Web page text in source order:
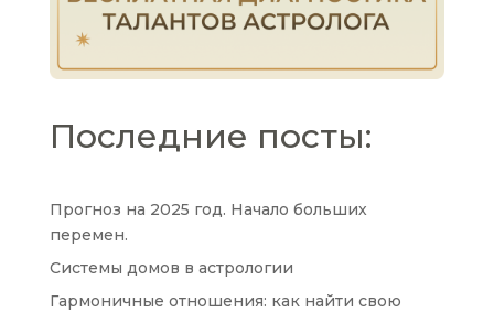
Последние посты:
Прогноз на 2025 год. Начало больших
перемен.
Системы домов в астрологии
Гармоничные отношения: как найти свою